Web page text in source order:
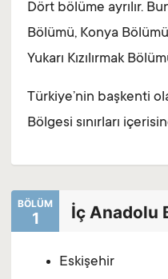
Dört bölüme ayrılır.
Bölümü, Konya
Yukarı Kızılırmak
Türkiye’nin başkenti
Bölgesi sınırları
BÖLÜM
1 İç Anadolu
Eskişehir